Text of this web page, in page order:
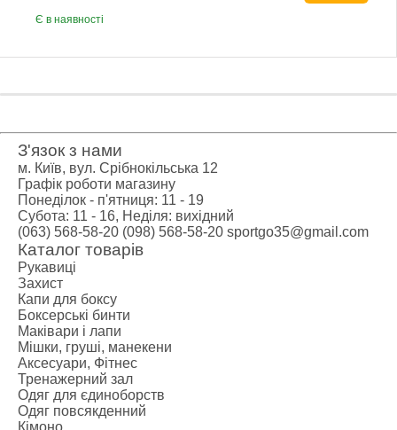
Є в наявності
З'язок з нами
м. Київ, вул. Срібнокільська 12
Графік роботи магазину
Понеділок - п'ятниця: 11 - 19
Субота: 11 - 16, Неділя: вихідний
(063) 568-58-20 (098) 568-58-20 sportgo35@gmail.com
Каталог товарів
Рукавиці
Захист
Капи для боксу
Боксерські бинти
Маківари і лапи
Мішки, груші, манекени
Аксесуари, Фітнес
Тренажерний зал
Одяг для єдиноборств
Одяг повсякденний
Кімоно